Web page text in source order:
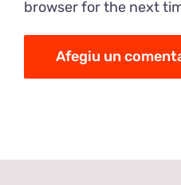
browser for the next